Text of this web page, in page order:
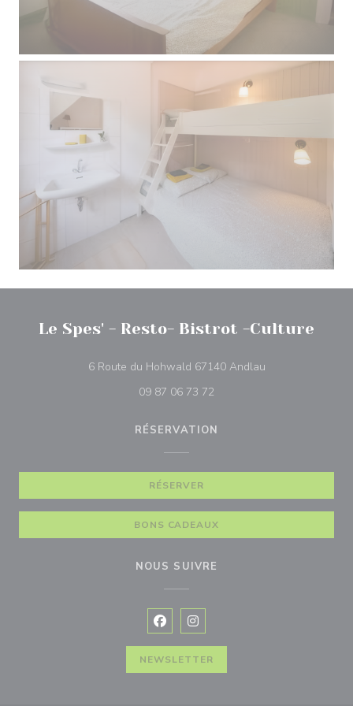
Le Spes' - Resto- Bistrot -Culture
6 Route du Hohwald 67140 Andlau((ouvre une
09 87 06 73 72
RÉSERVATION
RÉSERVER
BONS CADEAUX
NOUS SUIVRE
Facebook ((ouvre une nouvelle
Instagram ((ouvre une
NEWSLETTER